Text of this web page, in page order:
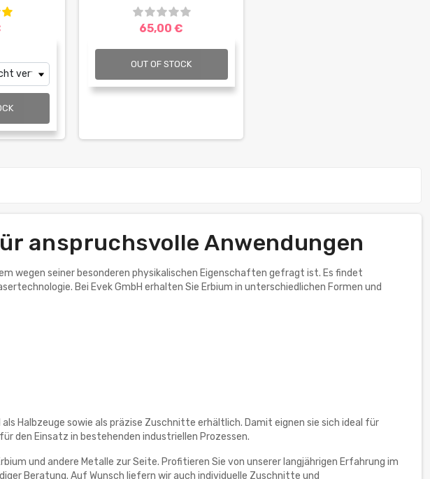
65,00 €
OUT OF STOCK
anspruchsvolle Anwendungen
wegen seiner besonderen physikalischen Eigenschaften gefragt ist. Es findet
Bei Evek GmbH erhalten Sie Erbium in unterschiedlichen Formen und
Halbzeuge sowie als präzise Zuschnitte erhältlich. Damit eignen sie sich ideal für
den Einsatz in bestehenden industriellen Prozessen.
und andere Metalle zur Seite. Profitieren Sie von unserer langjährigen Erfahrung im
Beratung. Auf Wunsch liefern wir auch individuelle Zuschnitte und